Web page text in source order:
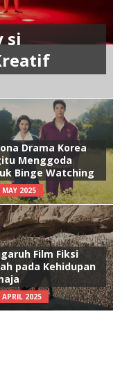
si
Drama Korea
Menggoda
Binge Watching
MAY 2025
Film Fiksi
pada Kehidupan
APRIL 2025